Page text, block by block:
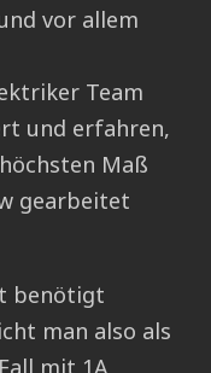
vor allem
Team
und erfahren,
Maß
gearbeitet
benötigt
man also als
mit 1A